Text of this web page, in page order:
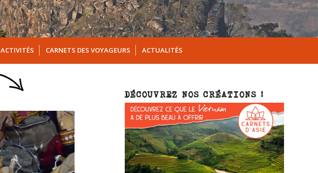
ACTIVITÉS CARNETS DES VOYAGEURS ACTUALITÉS
DÉCOUVREZ NOS CRÉATIONS !